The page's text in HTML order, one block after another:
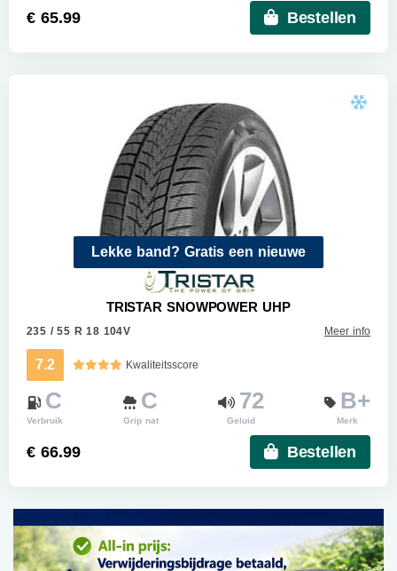
€ 65.99 Bestellen
Lekke band? Gratis een nieuwe
TRISTAR SNOWPOWER UHP
235 / 55 R 18 104V Meer info
7.2 Kwaliteitsscore
C
Verbruik
C
Grip nat
72
Geluid
B+
Merk
€ 66.99 Bestellen